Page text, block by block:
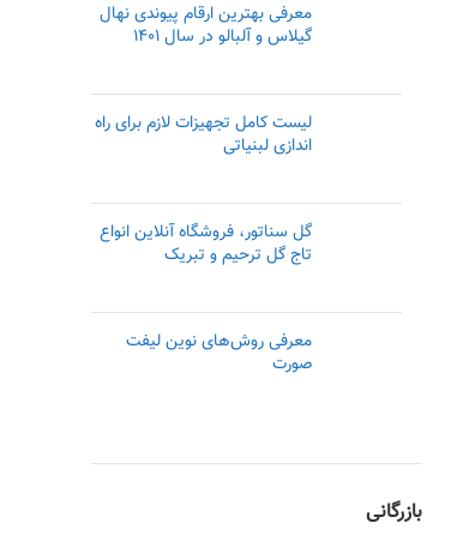
معرفی بهترین ارقام پیوندی نهال
گیلاس و آلبالو در سال ۱۴۰۱
لیست کامل تجهیزات لازم برای راه
اندازی لبنیاتی
گل سناتور، فروشگاه آنلاین انواع
تاج گل ترحیم و تبریک
معرفی روش‌های نوین لیفت
صورت
بازرگانی